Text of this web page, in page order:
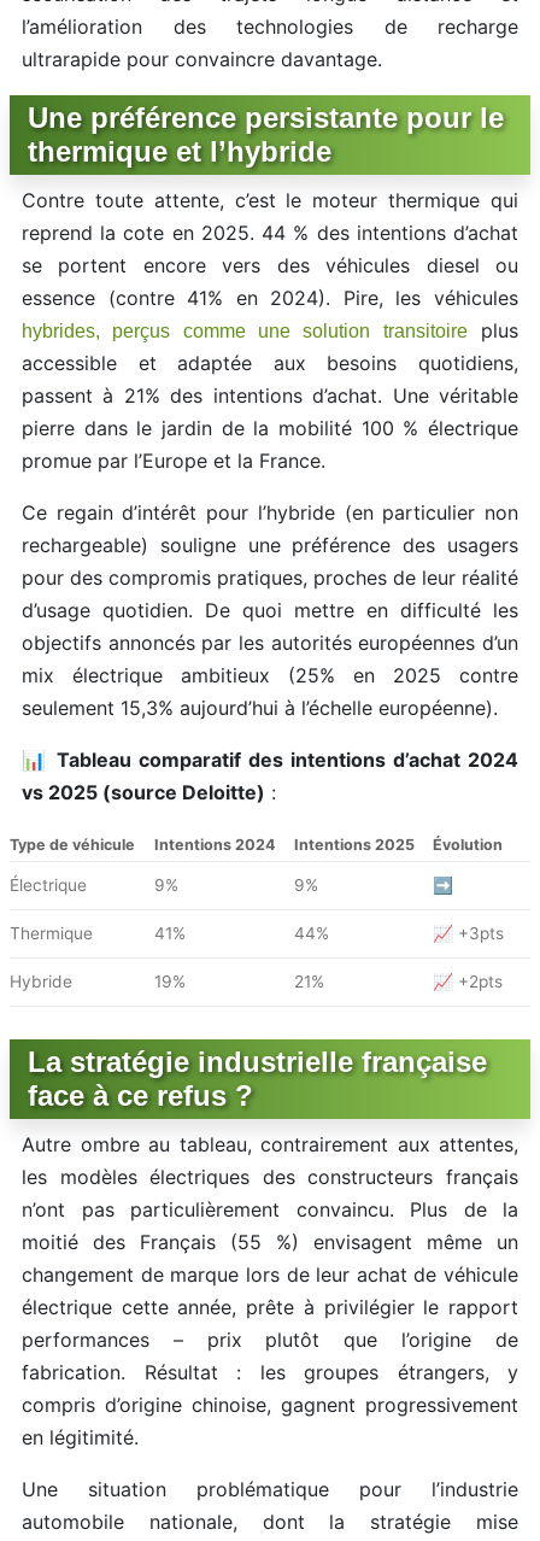
l’amélioration des technologies de recharge
ultrarapide pour convaincre davantage.
Une préférence persistante pour le
thermique et l’hybride
Contre toute attente, c’est le moteur thermique qui
reprend la cote en 2025. 44 % des intentions d’achat
se portent encore vers des véhicules diesel ou
essence (contre 41% en 2024). Pire, les véhicules
hybrides, perçus comme une solution transitoireplus
accessible et adaptée aux besoins quotidiens,
passent à 21% des intentions d’achat. Une véritable
pierre dans le jardin de la mobilité 100 % électrique
promue par l’Europe et la France.
Ce regain d’intérêt pour l’hybride (en particulier non
rechargeable) souligne une préférence des usagers
pour des compromis pratiques, proches de leur réalité
d’usage quotidien. De quoi mettre en difficulté les
objectifs annoncés par les autorités européennes d’un
mix électrique ambitieux (25% en 2025 contre
seulement 15,3% aujourd’hui à l’échelle européenne).
📊 Tableau comparatif des intentions d’achat 2024
vs 2025 (source Deloitte) :
Type de véhicule Intentions 2024 Intentions 2025 Évolution
Électrique 9% 9% ➡️
Thermique 41% 44% 📈 +3pts
Hybride 19% 21% 📈 +2pts
La stratégie industrielle française
face à ce refus ?
Autre ombre au tableau, contrairement aux attentes,
les modèles électriques des constructeurs français
n’ont pas particulièrement convaincu. Plus de la
moitié des Français (55 %) envisagent même un
changement de marque lors de leur achat de véhicule
électrique cette année, prête à privilégier le rapport
performances – prix plutôt que l’origine de
fabrication. Résultat : les groupes étrangers, y
compris d’origine chinoise, gagnent progressivement
en légitimité.
Une situation problématique pour l’industrie
automobile nationale, dont la stratégie mise